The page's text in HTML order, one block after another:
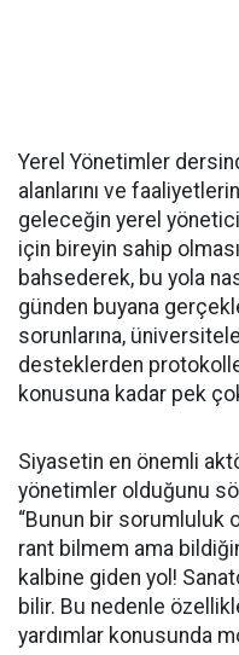
Yerel Yönetimler
alanlarını ve
geleceğin yerel
için bireyin sahip
bahsederek, bu yola
günden buyana
sorunlarına,
desteklerden
konusuna kadar pek
Siyasetin en önemli
yönetimler olduğunu
“Bunun bir sorumluluk
rant bilmem ama
kalbine giden yol!
bilir. Bu nedenle
yardımlar konusunda